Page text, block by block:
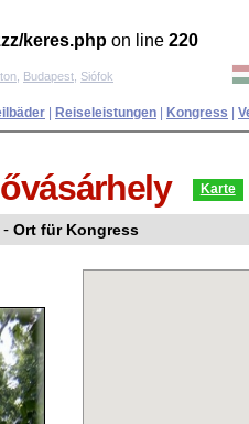
keres.php on line 220
Budapest Siófok
Reiseleistungen Kongress
Karte
- Ort für Kongress